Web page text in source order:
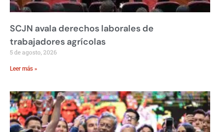
SCJN avala derechos laborales de
trabajadores agrícolas
5 de agosto, 2026
Leer más »